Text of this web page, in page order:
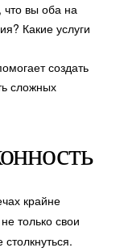
что вы оба на
Какие услуги
создать
сложных
крайне
только свои